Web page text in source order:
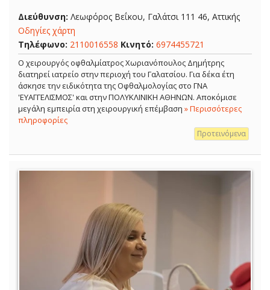
Διεύθυνση: Λεωφόρος Βεΐκου, Γαλάτσι 111 46, Αττικής
Οδηγίες χάρτη
Τηλέφωνο: 2110016558 Κινητό: 6974455721
Ο χειρουργός οφθαλμίατρος Χωριανόπουλος Δημήτρης
διατηρεί ιατρείο στην περιοχή του Γαλατσίου. Για δέκα έτη
άσκησε την ειδικότητα της Οφθαλμολογίας στο ΓΝΑ
'ΕΥΑΓΓΕΛΙΣΜΟΣ' και στην ΠΟΛΥΚΛΙΝΙΚΗ ΑΘΗΝΩΝ. Αποκόμισε
μεγάλη εμπειρία στη χειρουργική επέμβαση » Περισσότερες
πληροφορίες
Προτεινόμενα